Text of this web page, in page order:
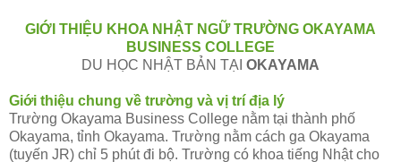
GIỚI THIỆU KHOA NHẬT NGỮ TRƯỜNG OKAYAMA
BUSINESS COLLEGE
DU HỌC NHẬT BẢN TẠI OKAYAMA
Giới thiệu chung về trường và vị trí địa lý
Trường Okayama Business College nằm tại thành phố
Okayama, tỉnh Okayama. Trường nằm cách ga Okayama
(tuyến JR) chỉ 5 phút đi bộ. Trường có khoa tiếng Nhật cho